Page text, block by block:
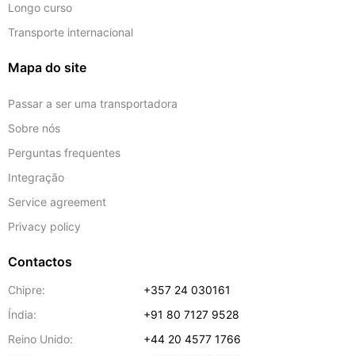
Longo curso
Transporte internacional
Mapa do site
Passar a ser uma transportadora
Sobre nós
Perguntas frequentes
Integração
Service agreement
Privacy policy
Contactos
Chipre:
+357 24 030161
Índia:
+91 80 7127 9528
Reino Unido:
+44 20 4577 1766